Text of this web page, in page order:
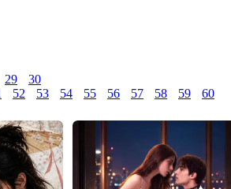
29
30
52 53 54 55 56 57 58 59 60